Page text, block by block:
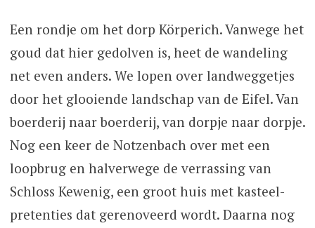
Een rondje om het dorp Körperich. Vanwege het
goud dat hier gedolven is, heet de wandeling
net even anders. We lopen over landweggetjes
door het glooiende landschap van de Eifel. Van
boerderij naar boerderij, van dorpje naar dorpje.
Nog een keer de Notzenbach over met een
loopbrug en halverwege de verrassing van
Schloss Kewenig, een groot huis met kasteel-
pretenties dat gerenoveerd wordt. Daarna nog